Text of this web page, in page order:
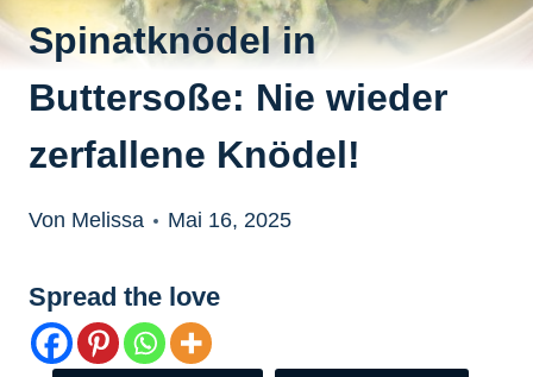
Spinatknödel in
Buttersoße: Nie wieder
zerfallene Knödel!
Von Melissa Mai 16, 2025
Spread the love